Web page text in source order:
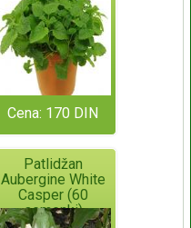
Cena: 170 DIN
Patlidžan
Aubergine White
Casper (60
semenki)